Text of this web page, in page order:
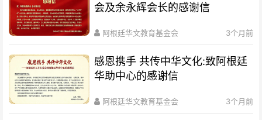
会及余永辉会长的感谢信
阿根廷华文教育基金会 3个月前
感恩携手 共传中华文化:致阿根廷
华助中心的感谢信
阿根廷华文教育基金会 3个月前